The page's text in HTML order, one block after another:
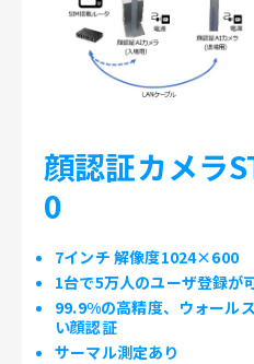
顔認証カメラ
0
7インチ 解像度1024×600
1台で5万人のユーザ登録が
99.9%の高精度、ウォール
い顔認証
サーマル測定あり